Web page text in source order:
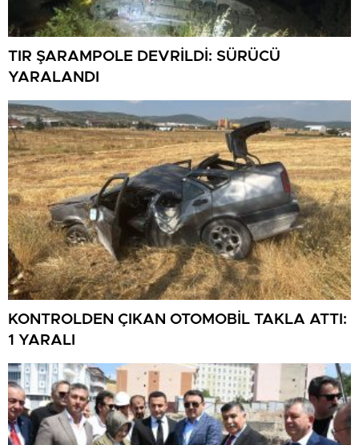
TIR ŞARAMPOLE DEVRİLDİ: SÜRÜCÜ
YARALANDI
KONTROLDEN ÇIKAN OTOMOBİL TAKLA ATTI:
1 YARALI